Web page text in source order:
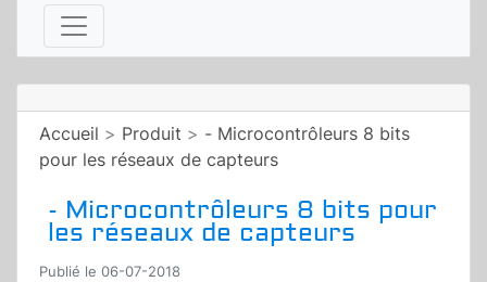
Accueil > Produit > - Microcontrôleurs 8 bits
pour les réseaux de capteurs
- Microcontrôleurs 8 bits pour
les réseaux de capteurs
Publié le 06-07-2018